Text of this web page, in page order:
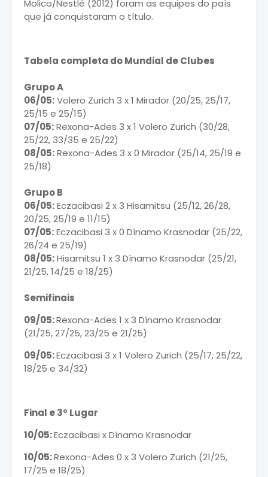
Molico/Nestlé (2012) foram as equipes do país
que já conquistaram o título.
Tabela completa do Mundial de Clubes
Grupo A
06/05:Volero Zurich 3 x 1 Mirador (20/25, 25/17,
25/15 e 25/15)
07/05:Rexona-Ades 3 x 1 Volero Zurich (30/28,
25/22, 33/35 e 25/22)
08/05:Rexona-Ades 3 x 0 Mirador (25/14, 25/19 e
25/18)
Grupo B
06/05:Eczacibasi 2 x 3 Hisamitsu (25/12, 26/28,
20/25, 25/19 e 11/15)
07/05:Eczacibasi 3 x 0 Dínamo Krasnodar (25/22,
26/24 e 25/19)
08/05:Hisamitsu 1 x 3 Dínamo Krasnodar (25/21,
21/25, 14/25 e 18/25)
Semifinais
09/05:Rexona-Ades 1 x 3 Dínamo Krasnodar
(21/25, 27/25, 23/25 e 21/25)
09/05:Eczacibasi 3 x 1 Volero Zurich (25/17, 25/22,
18/25 e 34/32)
Final e 3º Lugar
10/05:Eczacibasi x Dínamo Krasnodar
10/05:Rexona-Ades 0 x 3 Volero Zurich (21/25,
17/25 e 18/25)